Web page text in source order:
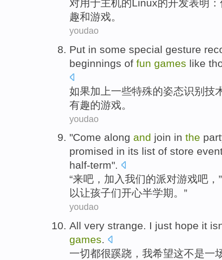
对用于主机的Linux的开发表明：
趣和游戏。
youdao
Put in some special gesture
beginnings of fun games like
如果加上一些特殊的姿态识别 技
有趣的游戏 。
youdao
"Come along and join in the
promised in its list of store
half-term".
“来吧， 加入我们的派对游戏吧，”
以让孩子们开心半学期。”
youdao
All very strange. I just hope it
games.
一切都很蹊跷 ， 我希望这不是一